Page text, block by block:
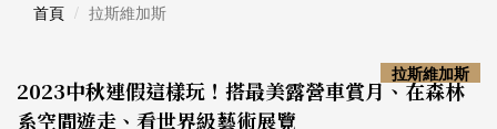
首頁 拉斯維加斯
2023中秋連假這樣玩！搭最美露營車賞月、在森林
系空間遊走、看世界級藝術展覽
拉斯維加斯